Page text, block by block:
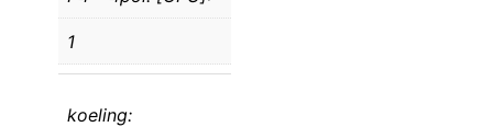
1
koeling: